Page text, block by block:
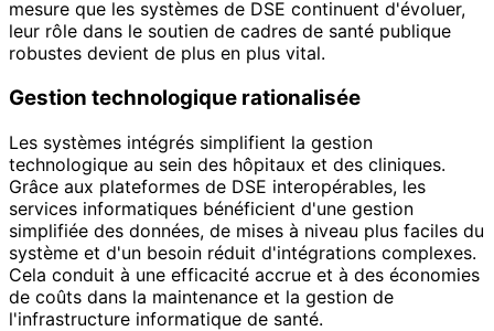
mesure que les systèmes de DSE continuent d'évoluer,
leur rôle dans le soutien de cadres de santé publique
robustes devient de plus en plus vital.
Gestion technologique rationalisée
Les systèmes intégrés simplifient la gestion
technologique au sein des hôpitaux et des cliniques.
Grâce aux plateformes de DSE interopérables, les
services informatiques bénéficient d'une gestion
simplifiée des données, de mises à niveau plus faciles du
système et d'un besoin réduit d'intégrations complexes.
Cela conduit à une efficacité accrue et à des économies
de coûts dans la maintenance et la gestion de
l'infrastructure informatique de santé.